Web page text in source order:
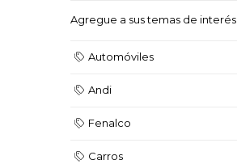
Agregue a sus temas de interés
Automóviles
Andi
Fenalco
Carros